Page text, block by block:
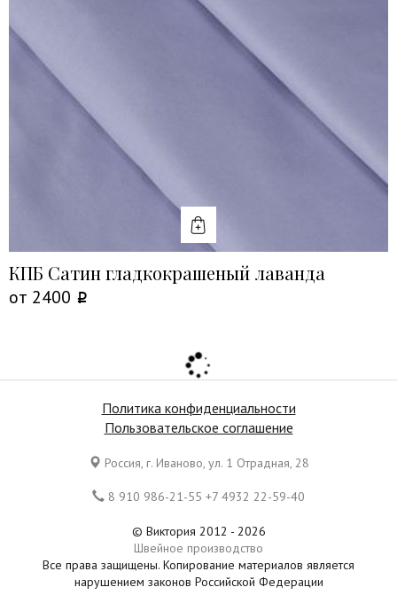
КПБ Сатин гладкокрашеный лаванда
от 2400
Политика конфиденциальности
Пользовательское соглашение
Россия, г. Иваново, ул. 1 Отрадная, 28
8 910 986-21-55 +7 4932 22-59-40
© Виктория 2012 - 2026
Швейное производство
Все права защищены. Копирование материалов является
нарушением законов Российской Федерации